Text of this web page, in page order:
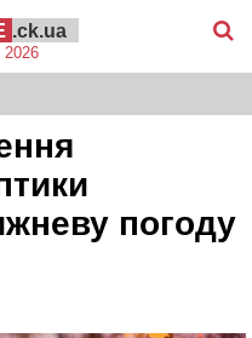
.ck.ua
2026
погоду